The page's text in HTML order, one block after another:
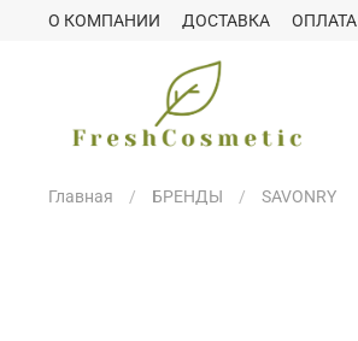
О КОМПАНИИ ДОСТАВКА ОПЛАТА
Главная БРЕНДЫ SAVONRY